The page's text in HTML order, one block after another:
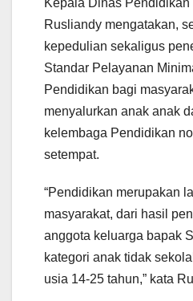
Kepala Dinas Pendidikan
Rusliandy mengatakan,
kepedulian sekaligus
Standar Pelayanan
Pendidikan bagi
menyalurkan anak anak
kelembaga Pendidikan
setempat.
“Pendidikan merupakan
masyarakat, dari hasil
anggota keluarga bapak
kategori anak tidak
usia 14-25 tahun,” kata